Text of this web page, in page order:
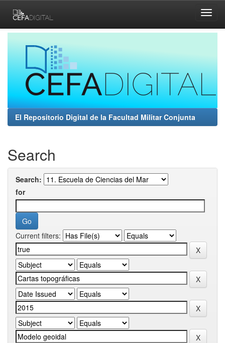
navigation
El Repositorio Digital de la Facultad Militar Conjunta
Search
Search:
for
Current filters: